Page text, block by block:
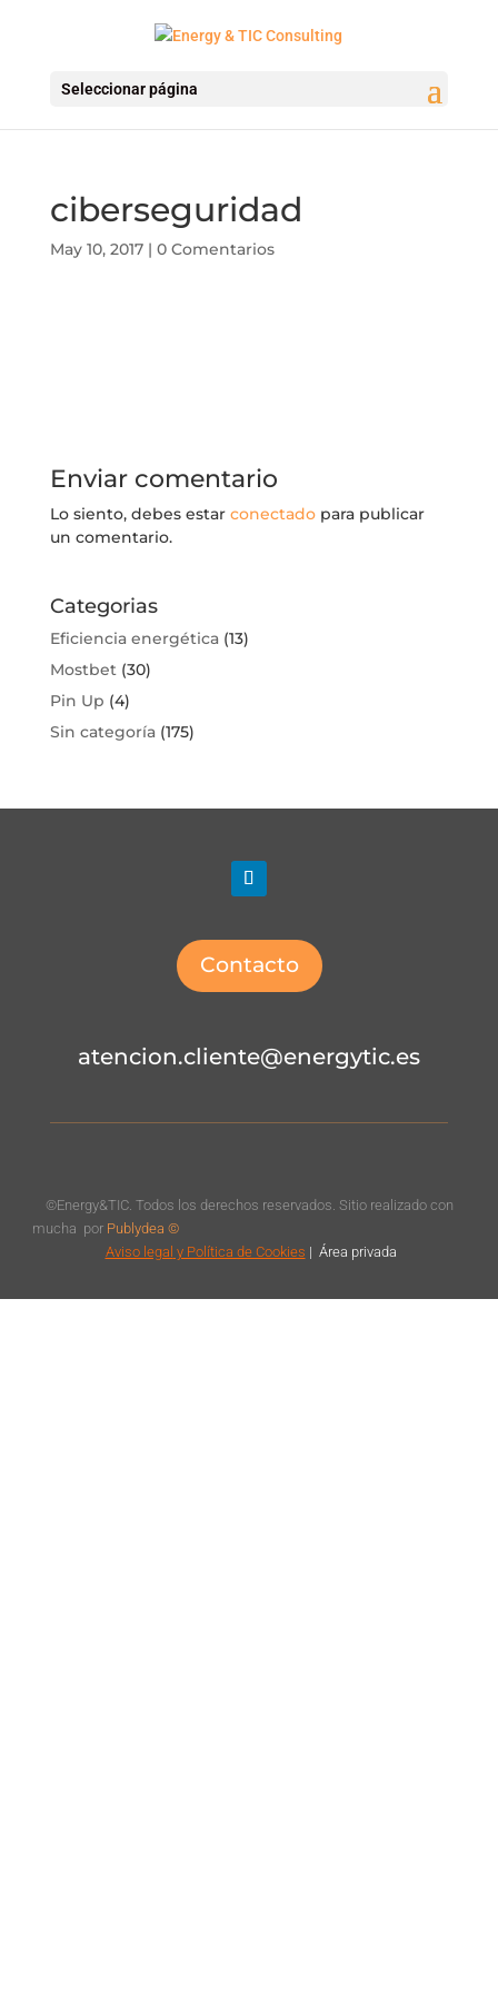
Seleccionar página
ciberseguridad
May 10, 2017| 0 Comentarios
Enviar comentario
Lo siento, debes estar conectadopara publicar
un comentario.
Categorias
Eficiencia energética(13)
Mostbet(30)
Pin Up (4)
Sin categoría(175)
Contacto
atencion.cliente@energytic.es
©Energy&TIC. Todos los derechos reservados. Sitio realizado con
mucha por Publydea ©
Aviso legal y Política de Cookies | Área privada